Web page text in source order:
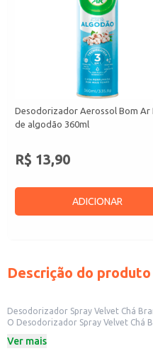
Desodorizador Aerossol Bom Ar
de algodão 360ml
R$ 13,90
ADICIONAR
Descrição do produto
Desodorizador Spray Velvet Chá
O Desodorizador Spray Velvet Chá
Este produto é indicado para:
Ver mais